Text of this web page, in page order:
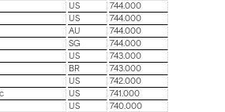
US
744.000
US
744.000
AU
744.000
SG
744.000
US
743.000
BR
743.000
US
742.000
US
741.000
US
740.000